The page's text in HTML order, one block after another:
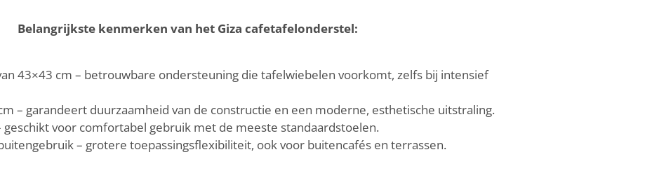
Belangrijkste kenmerken van het Giza cafetafelonderstel:
43×43 cm – betrouwbare ondersteuning die tafelwiebelen voorkomt, zelfs bij intensief
– garandeert duurzaamheid van de constructie en een moderne, esthetische uitstraling.
geschikt voor comfortabel gebruik met de meeste standaardstoelen.
– grotere toepassingsflexibiliteit, ook voor buitencafés en terrassen.